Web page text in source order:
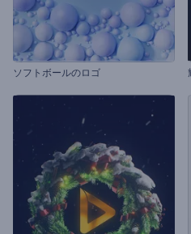
ソフトボールのロゴ